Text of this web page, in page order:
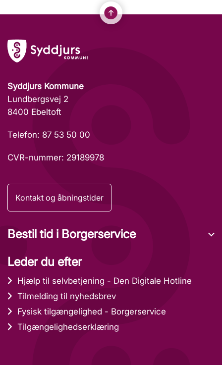
Syddjurs Kommune
Lundbergsvej 2
8400 Ebeltoft
Telefon: 87 53 50 00
CVR-nummer: 29189978
Kontakt og åbningstider
Bestil tid i Borgerservice
Leder du efter
Hjælp til selvbetjening - Den Digitale Hotline
Tilmelding til nyhedsbrev
Fysisk tilgængelighed - Borgerservice
Tilgængelighedserklæring